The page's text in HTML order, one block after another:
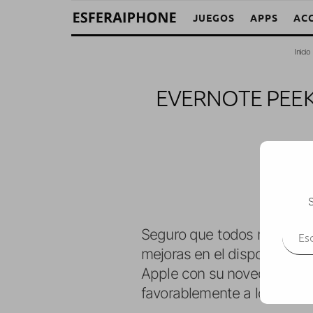
JUEGOS APPS
Inicio
EVERNOTE
Seguro que todos
mejoras en el dispositivo,
Apple con su novedoso
favorablemente a los